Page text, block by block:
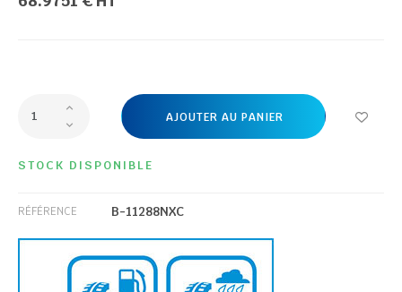
AJOUTER AU PANIER
STOCK DISPONIBLE
RÉFÉRENCE B-11288NXC